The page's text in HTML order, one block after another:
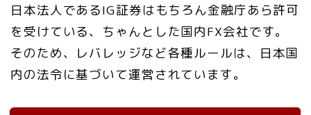
日本法人であるIG証券はもちろん金融庁あら許可
を受けている、ちゃんとした国内FX会社です。
そのため、レバレッジなど各種ルールは、日本国
内の法令に基づいて運営されています。